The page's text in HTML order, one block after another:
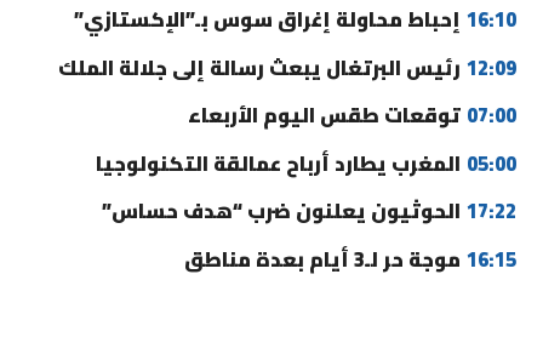
16:10 إحباط محاولة إغراق سوس بـ”الإكستازي”
12:09 رئيس البرتغال يبعث رسالة إلى جلالة الملك
07:00 توقعات طقس اليوم الأربعاء
05:00 المغرب يطارد أرباح عمالقة التكنولوجيا
17:22 الحوثيون يعلنون ضرب “هدف حساس”
16:15 موجة حر لـ3 أيام بعدة مناطق